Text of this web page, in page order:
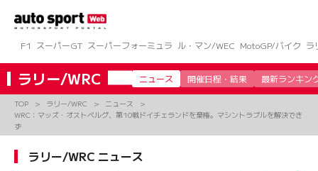
ツ
へ
ス
キ
F1 スーパーGT スーパーフォーミュラ ル・マン/WEC MotoGP/バイク ラ
ラリー/WRC ニュース 開催日程・結果 最新ランキン
TOP ラリー/WRC
ニュース
WRC：マッズ・オストベルグ、第10戦ドイチェランドを棄権。マシントラブルを解決でき
ず
ラリー/WRC ニュース